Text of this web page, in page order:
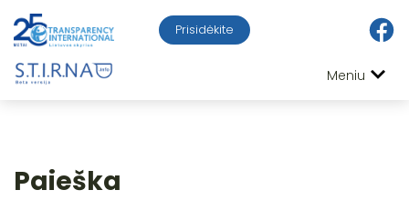
Prisidėkite
Meniu
Paieška